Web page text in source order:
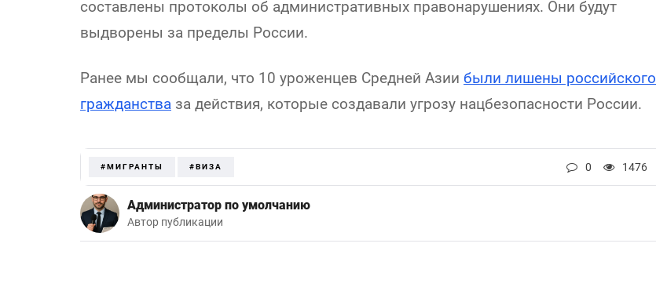
составлены протоколы об административных правонарушениях. Они будут
выдворены за пределы России.
Ранее мы сообщали, что 10 уроженцев Средней Азии были лишены российского
гражданства за действия, которые создавали угрозу нацбезопасности России.
#МИГРАНТЫ #ВИЗА 0 1476
Администратор по умолчанию
Автор публикации